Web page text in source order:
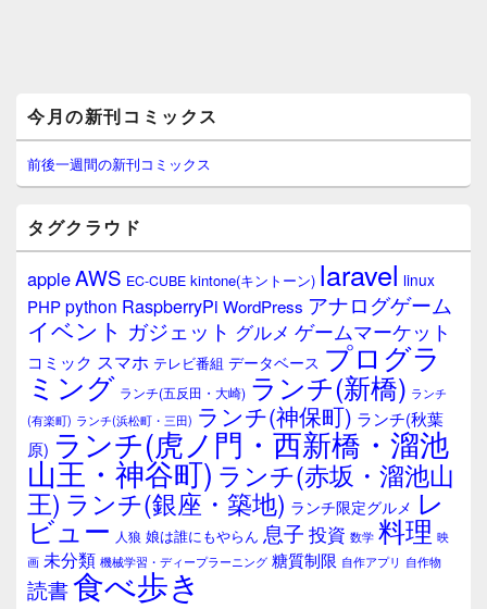
イ
ン
サ
イ
ウ
ィ
ジ
ェ
ア
今月の新刊コミックス
前後一週間の新刊コミックス
タグクラウド
appleAWS EC-CUBE kintone(キントーン) laravel linux
PHPpython RaspberryPi WordPress アナログゲーム
イベント ガジェット グルメ ゲームマーケット
コミック スマホ テレビ番組 データベース プログラ
ミング ランチ(五反田・大崎) ランチ(新橋) ランチ
(有楽町) ランチ(浜松町・三田) ランチ(神保町) ランチ(秋葉
原) ランチ(虎ノ門・西新橋・溜池
山王・神谷町) ランチ(赤坂・溜池山
王) ランチ(銀座・築地) ランチ限定グルメ レ
ビュー 人狼 娘は誰にもやらん 息子 投資 数学 料理 映
画 未分類 機械学習・ディープラーニング 糖質制限 自作アプリ 自作物
読書食べ歩き